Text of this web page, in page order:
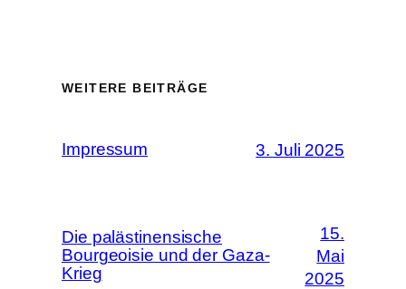
WEITERE BEITRÄGE
Impressum 3. Juli 2025
Die palästinensische
Bourgeoisie und der Gaza-
Krieg
15.
Mai
2025